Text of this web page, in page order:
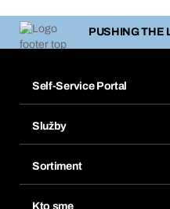
PUSHING THE
Self-Service Portal
Obľúbené
Opakované objednávky
Služby
Chemická databáza
Sortiment
Kto sme